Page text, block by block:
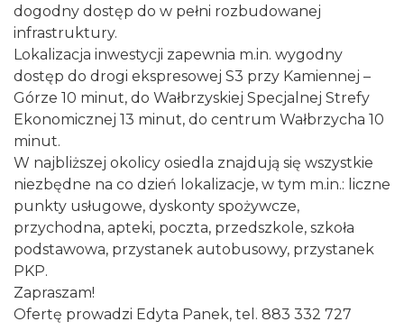
dogodny dostęp do w pełni rozbudowanej
infrastruktury.
Lokalizacja inwestycji zapewnia m.in. wygodny
dostęp do drogi ekspresowej S3 przy Kamiennej –
Górze 10 minut, do Wałbrzyskiej Specjalnej Strefy
Ekonomicznej 13 minut, do centrum Wałbrzycha 10
minut.
W najbliższej okolicy osiedla znajdują się wszystkie
niezbędne na co dzień lokalizacje, w tym m.in.: liczne
punkty usługowe, dyskonty spożywcze,
przychodna, apteki, poczta, przedszkole, szkoła
podstawowa, przystanek autobusowy, przystanek
PKP.
Zapraszam!
Ofertę prowadzi Edyta Panek, tel. 883 332 727